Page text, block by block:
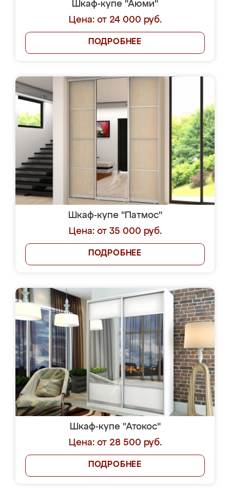
Шкаф-купе "Аюми"
Цена: от 24 000 руб.
ПОДРОБНЕЕ
Шкаф-купе "Патмос"
Цена: от 35 000 руб.
ПОДРОБНЕЕ
Шкаф-купе "Атокос"
Цена: от 28 500 руб.
ПОДРОБНЕЕ